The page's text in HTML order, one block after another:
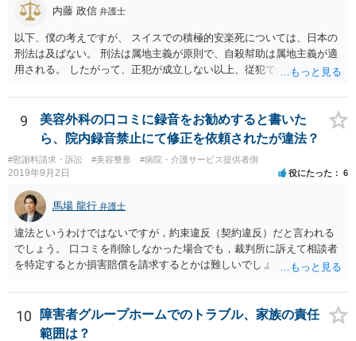
内藤 政信 弁護士
以下、僕の考えですが、 スイスでの積極的安楽死については、日本の
刑法は及ばない。 刑法は属地主義が原則で、自殺幇助は属地主義が適
用される。 したがって、正犯が成立しない以上、従犯である幇助は成
ることはないでしょう。 ほかに日本で成立するような犯罪はないでし
ょう。 遺灰についてはわかりません。おそらく薬物の検査はあるかも
し れませんが、禁製品にはあたらないでしょう。
9
美容外科の口コミに録音をお勧めすると書いた
ら、院内録音禁止にて修正を依頼されたが違法？
#慰謝料請求・訴訟 #美容整形 #病院・介護サービス提供者側
2019年9月2日 役にたった 6
馬場 龍行 弁護士
違法というわけではないですが，約束違反（契約違反）だと言われる
でしょう。 口コミを削除しなかった場合でも，裁判所に訴えて相談者
を特定するとか損害賠償を請求するとかは難しいでしょう。
10
障害者グループホームでのトラブル、家族の責任
範囲は？